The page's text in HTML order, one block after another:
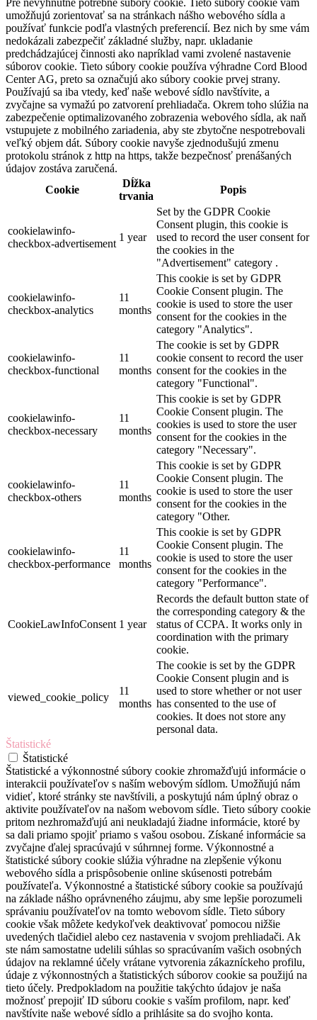
Pre nevyhnutne potrebné súbory cookie. Tieto súbory cookie vám
umožňujú zorientovať sa na stránkach nášho webového sídla a
používať funkcie podľa vlastných preferencií. Bez nich by sme vám
nedokázali zabezpečiť základné služby, napr. ukladanie
predchádzajúcej činnosti ako napríklad vami zvolené nastavenie
súborov cookie. Tieto súbory cookie používa výhradne Cord Blood
Center AG, preto sa označujú ako súbory cookie prvej strany.
Používajú sa iba vtedy, keď naše webové sídlo navštívite, a
zvyčajne sa vymažú po zatvorení prehliadača. Okrem toho slúžia na
zabezpečenie optimalizovaného zobrazenia webového sídla, ak naň
vstupujete z mobilného zariadenia, aby ste zbytočne nespotrebovali
veľký objem dát. Súbory cookie navyše zjednodušujú zmenu
protokolu stránok z http na https, takže bezpečnosť prenášaných
údajov zostáva zaručená.
Cookie
Dĺžka
trvania
Popis
cookielawinfo-
checkbox-advertisement
1 year
Set by the GDPR Cookie
Consent plugin, this cookie is
used to record the user consent for
the cookies in the
"Advertisement" category .
cookielawinfo-
checkbox-analytics
11
months
This cookie is set by GDPR
Cookie Consent plugin. The
cookie is used to store the user
consent for the cookies in the
category "Analytics".
cookielawinfo-
checkbox-functional
11
months
The cookie is set by GDPR
cookie consent to record the user
consent for the cookies in the
category "Functional".
cookielawinfo-
checkbox-necessary
11
months
This cookie is set by GDPR
Cookie Consent plugin. The
cookies is used to store the user
consent for the cookies in the
category "Necessary".
cookielawinfo-
checkbox-others
11
months
This cookie is set by GDPR
Cookie Consent plugin. The
cookie is used to store the user
consent for the cookies in the
category "Other.
cookielawinfo-
checkbox-performance
11
months
This cookie is set by GDPR
Cookie Consent plugin. The
cookie is used to store the user
consent for the cookies in the
category "Performance".
CookieLawInfoConsent 1 year
Records the default button state of
the corresponding category & the
status of CCPA. It works only in
coordination with the primary
cookie.
viewed_cookie_policy
11
months
The cookie is set by the GDPR
Cookie Consent plugin and is
used to store whether or not user
has consented to the use of
cookies. It does not store any
personal data.
Štatistické
Štatistické
Štatistické a výkonnostné súbory cookie zhromažďujú informácie o
interakcii používateľov s naším webovým sídlom. Umožňujú nám
vidieť, ktoré stránky ste navštívili, a poskytujú nám úplný obraz o
aktivite používateľov na našom webovom sídle. Tieto súbory cookie
pritom nezhromažďujú ani neukladajú žiadne informácie, ktoré by
sa dali priamo spojiť priamo s vašou osobou. Získané informácie sa
zvyčajne ďalej spracúvajú v súhrnnej forme. Výkonnostné a
štatistické súbory cookie slúžia výhradne na zlepšenie výkonu
webového sídla a prispôsobenie online skúsenosti potrebám
používateľa. Výkonnostné a štatistické súbory cookie sa používajú
na základe nášho oprávneného záujmu, aby sme lepšie porozumeli
správaniu používateľov na tomto webovom sídle. Tieto súbory
cookie však môžete kedykoľvek deaktivovať pomocou nižšie
uvedených tlačidiel alebo cez nastavenia v svojom prehliadači. Ak
ste nám samostatne udelili súhlas so spracúvaním vašich osobných
údajov na reklamné účely vrátane vytvorenia zákazníckeho profilu,
údaje z výkonnostných a štatistických súborov cookie sa použijú na
tieto účely. Predpokladom na použitie takýchto údajov je naša
možnosť prepojiť ID súboru cookie s vaším profilom, napr. keď
navštívite naše webové sídlo a prihlásite sa do svojho konta.